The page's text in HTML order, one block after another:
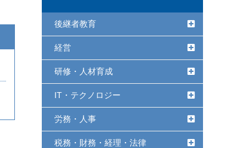
後継者教育
経営
研修・人材育成
IT・テクノロジー
労務・人事
税務・財務・経理・法律